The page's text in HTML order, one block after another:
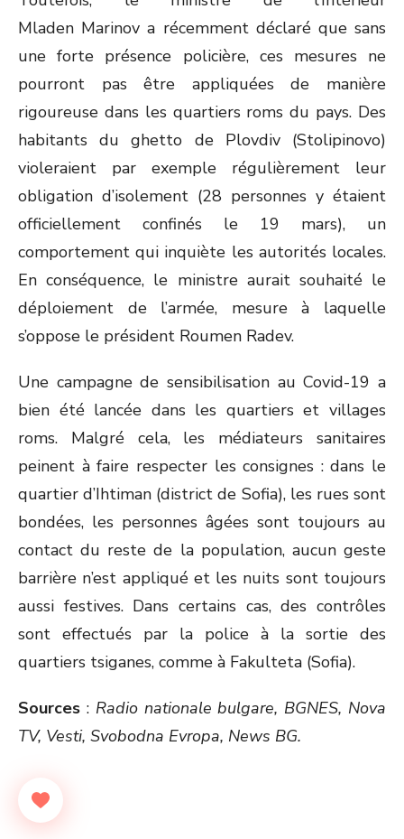
Mladen Marinov a récemment déclaré que sans
une forte présence policière, ces mesures ne
pourront pas être appliquées de manière
rigoureuse dans les quartiers roms du pays. Des
habitants du ghetto de Plovdiv (Stolipinovo)
violeraient par exemple régulièrement leur
obligation d’isolement (28 personnes y étaient
officiellement confinés le 19 mars), un
comportement qui inquiète les autorités locales.
En conséquence, le ministre aurait souhaité le
déploiement de l’armée, mesure à laquelle
s’oppose le président Roumen Radev.
Une campagne de sensibilisation au Covid-19 a
bien été lancée dans les quartiers et villages
roms. Malgré cela, les médiateurs sanitaires
peinent à faire respecter les consignes : dans le
quartier d’Ihtiman (district de Sofia), les rues sont
bondées, les personnes âgées sont toujours au
contact du reste de la population, aucun geste
barrière n’est appliqué et les nuits sont toujours
aussi festives. Dans certains cas, des contrôles
sont effectués par la police à la sortie des
quartiers tsiganes, comme à Fakulteta (Sofia).
Sources : Radio nationale bulgare, BGNES, Nova
TV, Vesti, Svobodna Evropa, News BG.